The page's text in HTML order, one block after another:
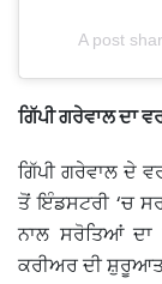
A post
ਗਿੱਪੀ ਗਰੇਵਾਲ ਦਾ
ਗਿੱਪੀ ਗਰੇਵਾਲ ਦੇ
ਤੋਂ ਇੰਡਸਟਰੀ ‘ਚ
ਨਾਲ ਸਰੋਤਿਆਂ
ਕਰੀਅਰ ਦੀ ਸ਼ੁਰੂਆਤ